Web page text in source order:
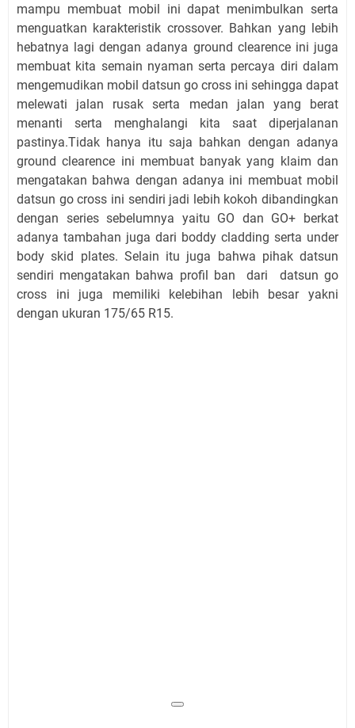
mampu membuat mobil ini dapat menimbulkan serta
menguatkan karakteristik crossover. Bahkan yang lebih
hebatnya lagi dengan adanya ground clearence ini juga
membuat kita semain nyaman serta percaya diri dalam
mengemudikan mobil datsun go cross ini sehingga dapat
melewati jalan rusak serta medan jalan yang berat
menanti serta menghalangi kita saat diperjalanan
pastinya.Tidak hanya itu saja bahkan dengan adanya
ground clearence ini membuat banyak yang klaim dan
mengatakan bahwa dengan adanya ini membuat mobil
datsun go cross ini sendiri jadi lebih kokoh dibandingkan
dengan series sebelumnya yaitu GO dan GO+ berkat
adanya tambahan juga dari boddy cladding serta under
body skid plates. Selain itu juga bahwa pihak datsun
sendiri mengatakan bahwa profil ban dari datsun go
cross ini juga memiliki kelebihan lebih besar yakni
dengan ukuran 175/65 R15.